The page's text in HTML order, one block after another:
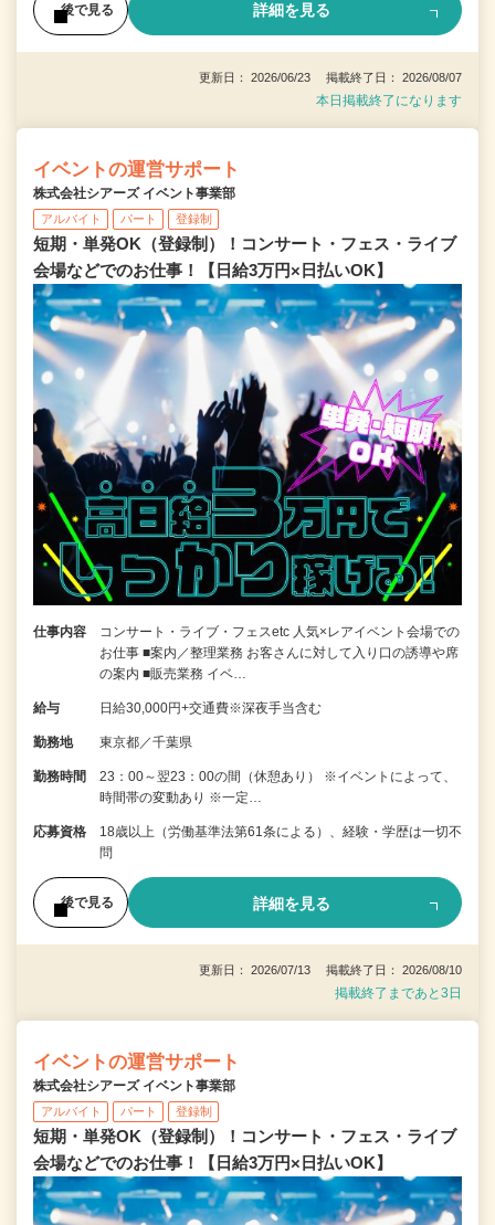
後で見る 詳細を見る
更新日： 2026/06/23 掲載終了日： 2026/08/07
本日掲載終了になります
イベントの運営サポート
株式会社シアーズ イベント事業部
アルバイト パート 登録制
短期・単発OK（登録制）！コンサート・フェス・ライブ
会場などでのお仕事！【日給3万円×日払いOK】
仕事内容
コンサート・ライブ・フェスetc 人気×レアイベント会場での
お仕事 ■案内／整理業務 お客さんに対して入り口の誘導や席
の案内 ■販売業務 イベ…
給与 日給30,000円+交通費※深夜手当含む
勤務地 東京都／千葉県
勤務時間
23：00～翌23：00の間（休憩あり） ※イベントによって、
時間帯の変動あり ※一定…
応募資格
18歳以上（労働基準法第61条による）、経験・学歴は一切不
問
後で見る 詳細を見る
更新日： 2026/07/13 掲載終了日： 2026/08/10
掲載終了まであと3日
イベントの運営サポート
株式会社シアーズ イベント事業部
アルバイト パート 登録制
短期・単発OK（登録制）！コンサート・フェス・ライブ
会場などでのお仕事！【日給3万円×日払いOK】